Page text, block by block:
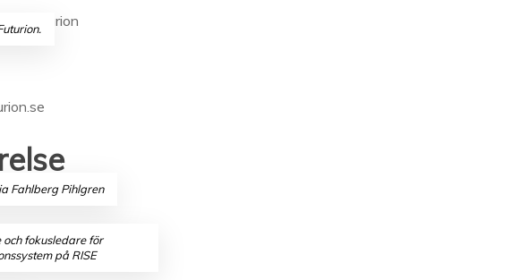
Fahlberg Pihlgren
fokusledare för
på RISE